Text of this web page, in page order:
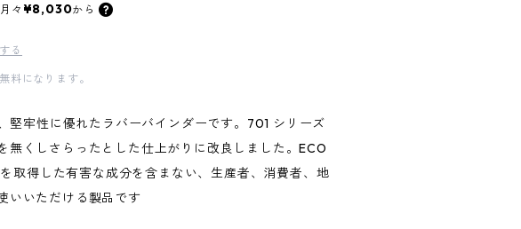
月々 ¥8,030から
る
になります。
堅牢性に優れたラバーバインダーです。701 シリーズ
無くしさらったとした仕上がりに改良しました。ECO
取得した有害な成分を含まない、生産者、消費者、地
いいただける製品です